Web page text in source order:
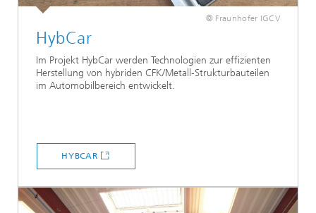
© Fraunhofer IGCV
HybCar
Im Projekt HybCar werden Technologien zur effizienten
Herstellung von hybriden CFK/Metall-Strukturbauteilen
im Automobilbereich entwickelt.
HYBCAR